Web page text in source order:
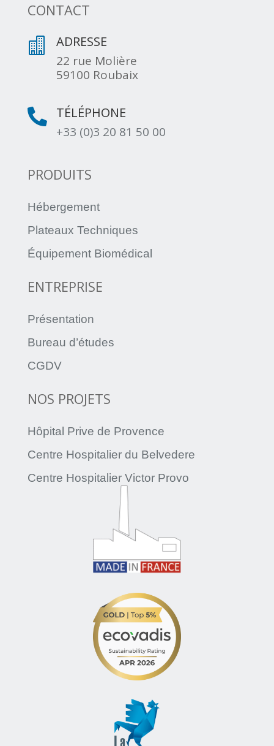
CONTACT
 ADRESSE
22 rue Molière
59100 Roubaix
 TÉLÉPHONE
+33 (0)3 20 81 50 00
PRODUITS
Hébergement
Plateaux Techniques
Équipement Biomédical
ENTREPRISE
Présentation
Bureau d’études
CGDV
NOS PROJETS
Hôpital Prive de Provence
Centre Hospitalier du Belvedere
Centre Hospitalier Victor Provo